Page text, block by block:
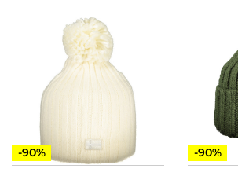
-90% -90%